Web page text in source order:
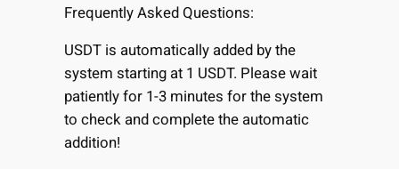
Frequently Asked Questions:
USDT is automatically added by the
system starting at 1 USDT. Please wait
patiently for 1-3 minutes for the system
to check and complete the automatic
addition!